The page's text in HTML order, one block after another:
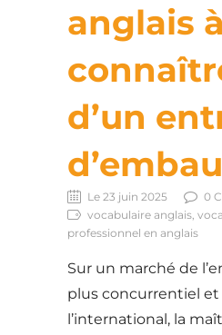
anglais à
d’un
Le 23 juin 2025
0
vocabulaire anglais,
professionnel en anglais
Sur un marché de
plus concurrentiel
l’international, la